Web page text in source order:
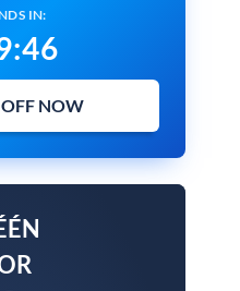
IN:
:45
NOW